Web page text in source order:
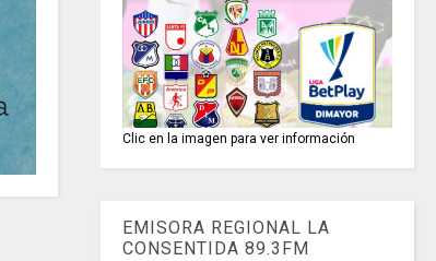
Clic en la imagen para ver información
EMISORA REGIONAL LA
CONSENTIDA 89.3FM